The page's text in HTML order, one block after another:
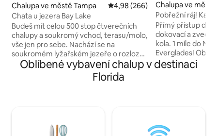
Chalupa ve městě Tampa Průměrné hodnocení 4,98 z 5,
4,98 (266)
Chata u jezera Bay Lake
Budeš mít celou 500 stop čtverečních
chalupy a soukromý vchod, terasu/molo,
vše jen pro sebe. Nachází se na
soukromém lyžařském jezeře o rozloze
15 hektarů. Vstup na klávesnici,
soukromé parkoviště. 1 manželská
postel, 1 koupelna, rozkládací pohovka,
lednička na víno na požádání, kávovar k-
Chalupa ve
and
Pobřežní ráj!
lodní molo
Přímý přístup do
dokovací a
kola. 1 míle do Národního parku
Everglades!
dosah ruky! Nádherný rustikální dům –
ideální pro
nábřeží a živá hudba –
Oblíbené vybavení chalup v destinaci
Florida